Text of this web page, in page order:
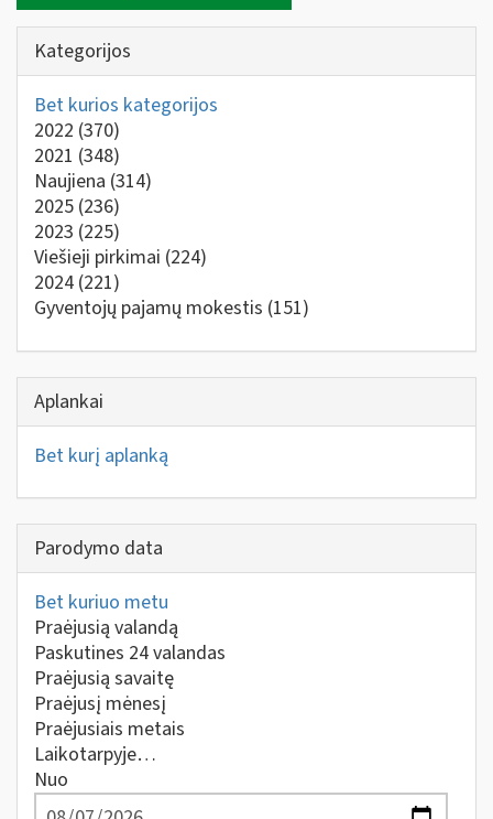
Kategorijos
Bet kurios kategorijos
2022 (370)
2021 (348)
Naujiena (314)
2025 (236)
2023 (225)
Viešieji pirkimai (224)
2024 (221)
Gyventojų pajamų mokestis (151)
Aplankai
Bet kurį aplanką
Parodymo data
Bet kuriuo metu
Praėjusią valandą
Paskutines 24 valandas
Praėjusią savaitę
Praėjusį mėnesį
Praėjusiais metais
Laikotarpyje…
Nuo